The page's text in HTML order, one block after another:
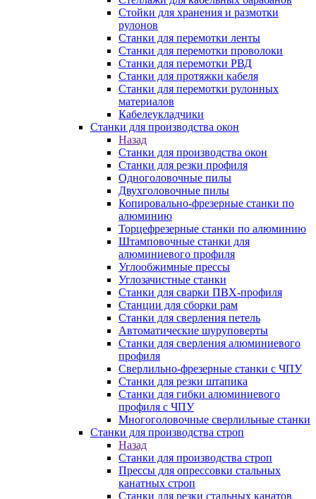
Стойки для хранения и размотки
рулонов
Станки для перемотки ленты
Станки для перемотки проволоки
Станки для перемотки РВД
Станки для протяжки кабеля
Станки для перемотки рулонных
материалов
Кабелеукладчики
Станки для производства окон
Назад
Станки для производства окон
Станки для резки профиля
Одноголовочные пилы
Двухголовочные пилы
Копировально-фрезерные станки по
алюминию
Торцефрезерные станки по алюминию
Штамповочные станки для
алюминиевого профиля
Углообжимные прессы
Углозачистные станки
Станки для сварки ПВХ-профиля
Станции для сборки рам
Станки для сверления петель
Автоматические шуруповерты
Станки для сверления алюминиевого
профиля
Сверлильно-фрезерные станки с ЧПУ
Станки для резки штапика
Станки для гибки алюминиевого
профиля с ЧПУ
Многоголовочные сверлильные станки
Станки для производства строп
Назад
Станки для производства строп
Прессы для опрессовки стальных
канатных строп
Станки для резки стальных канатов